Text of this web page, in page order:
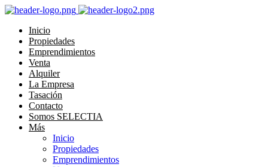
Inicio
Propiedades
Emprendimientos
Venta
Alquiler
La Empresa
Tasación
Contacto
Somos SELECTIA
Más
Inicio
Propiedades
Emprendimientos